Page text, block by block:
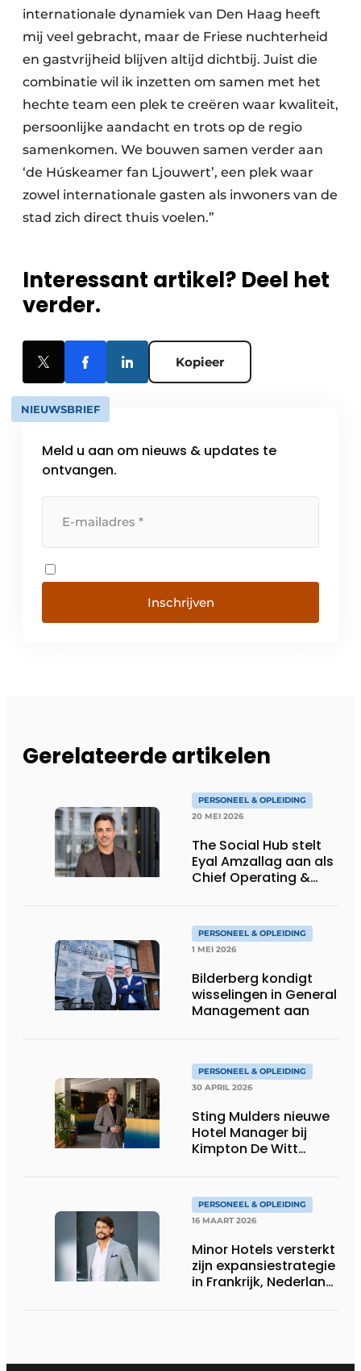
internationale dynamiek van Den Haag heeft
mij veel gebracht, maar de Friese nuchterheid
en gastvrijheid blijven altijd dichtbij. Juist die
combinatie wil ik inzetten om samen met het
hechte team een plek te creëren waar kwaliteit,
persoonlijke aandacht en trots op de regio
samenkomen. We bouwen samen verder aan
‘de Húskeamer fan Ljouwert’, een plek waar
zowel internationale gasten als inwoners van de
stad zich direct thuis voelen.”
Interessant artikel? Deel het
verder.
Kopieer
NIEUWSBRIEF
Meld u aan om nieuws & updates te
ontvangen.
Inschrijven
Gerelateerde artikelen
PERSONEEL & OPLEIDING
20 MEI 2026
The Social Hub stelt
Eyal Amzallag aan als
Chief Operating &
Board
PERSONEEL & OPLEIDING
1 MEI 2026
Bilderberg kondigt
wisselingen in General
Management aan
PERSONEEL & OPLEIDING
30 APRIL 2026
Sting Mulders nieuwe
Hotel Manager bij
Kimpton De Witt
PERSONEEL & OPLEIDING
16 MAART 2026
Minor Hotels versterkt
zijn expansiestrategie
in Frankrijk, Nederland